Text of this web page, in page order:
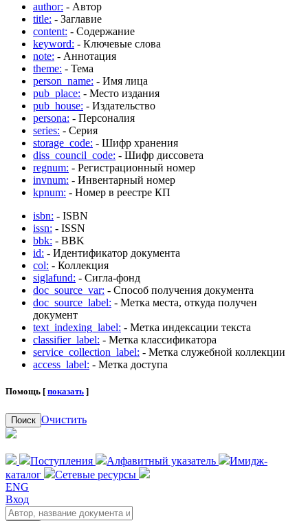
author: - Автор
title: - Заглавие
content: - Содержание
keyword: - Ключевые слова
note: - Аннотация
theme: - Тема
person_name: - Имя лица
pub_place: - Место издания
pub_house: - Издательство
persona: - Персоналия
series: - Серия
storage_code: - Шифр хранения
diss_council_code: - Шифр диссовета
regnum: - Регистрационный номер
invnum: - Инвентарный номер
kpnum: - Номер в реестре КП
isbn: - ISBN
issn: - ISSN
bbk: - BBK
id: - Идентификатор документа
col: - Коллекция
siglafund: - Сигла-фонд
doc_source_var: - Способ получения документа
doc_source_label: - Метка места, откуда получен
документ
text_indexing_label: - Метка индексации текста
classifier_label: - Метка классификатора
service_collection_label: - Метка служебной коллекции
access_label: - Метка доступа
Помощь [ показать ]
Поиск Очистить
Поступления Алфавитный указатель
Имидж-
каталог
Сетевые ресурсы
ENG
Вход